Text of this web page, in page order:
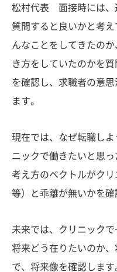
松村代表 面接時には、
質問すると良いかと考
んなことをしてきたの
き方をしていたのかを
を確認し、求職者の意
ます。
現在では、なぜ転職し
ニックで働きたいと思
考え方のベクトルがク
等）と乖離が無いかを確
未来では、クリニックで
将来どう在りたいのか
で、将来像を確認しま